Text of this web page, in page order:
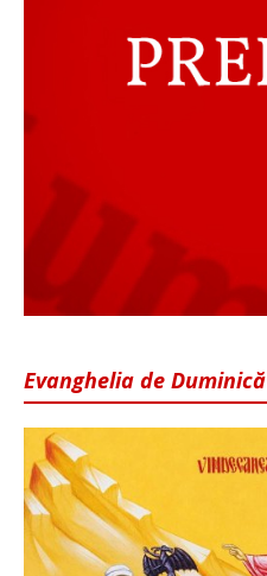
Evanghelia de Duminică